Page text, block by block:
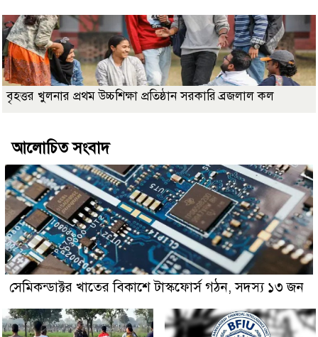
বৃহত্তর খুলনার প্রথম উচ্চশিক্ষা প্রতিষ্ঠান সরকারি ব্রজলাল কল
আলোচিত সংবাদ
সেমিকন্ডাক্টর খাতের বিকাশে টাস্কফোর্স গঠন, সদস্য ১৩ জন